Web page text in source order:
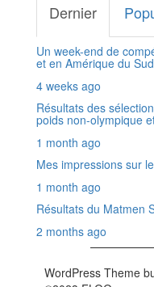
Dernier
Un week-end de
et en Amérique du Sud
4 weeks ago
Résultats des
poids non-olympique
1 month ago
Mes impressions sur
1 month ago
Résultats du Matmen
2 months ago
WordPress Theme